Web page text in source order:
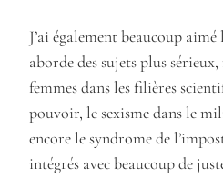
J’ai également beaucoup
aborde des sujets plus
femmes dans les filières
pouvoir, le sexisme dans le
encore le syndrome de
intégrés avec beaucoup de